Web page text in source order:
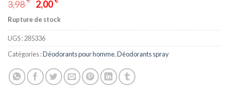
3,98 2,00
Rupture de stock
UGS :285336
Catégories :Déodorants pour homme,Déodorants spray